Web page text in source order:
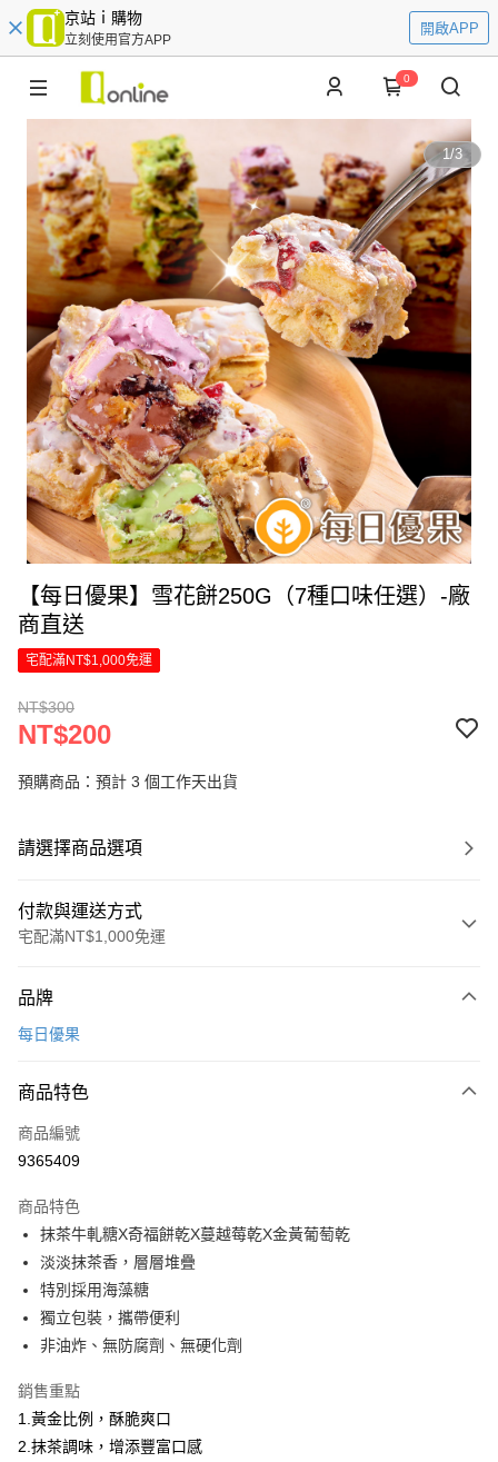
京站ｉ購物
立刻使用官方APP
開啟APP
0
1/3
【每日優果】雪花餅250G（7種口味任選）-廠
商直送
宅配滿NT$1,000免運
NT$300
NT$200
預購商品：預計 3 個工作天出貨
請選擇商品選項
付款與運送方式
宅配滿NT$1,000免運
信用卡一次付款
Apple Pay
街口支付
Google Pay
全盈+PAY
大哥付你分期
相關說明
【大哥付你分期使用說明】
2.付款方式選擇「大哥付你分期」，訂單成立後會自動跳轉到大哥付的交易
流程，驗證手機門號後，選擇欲分期的期數、繳款截止日，確認付款後即完
成交易。
3.實際核准額度、可分期數及費用金額請依後續交易確認頁面所載為準。
相關說明
【關於「AFTEE先享後付」】
AFTEE先享後付是「在收到商品之後才付款」的支付方式。 讓您購物簡單
ATM付款
品牌
每日優果
商品特色
商品編號
9365409
商品特色
抹茶牛軋糖X奇福餅乾X蔓越莓乾X金黃葡萄乾
淡淡抹茶香，層層堆疊
特別採用海藻糖
獨立包裝，攜帶便利
非油炸、無防腐劑、無硬化劑
銷售重點
1.黃金比例，酥脆爽口
2.抹茶調味，增添豐富口感